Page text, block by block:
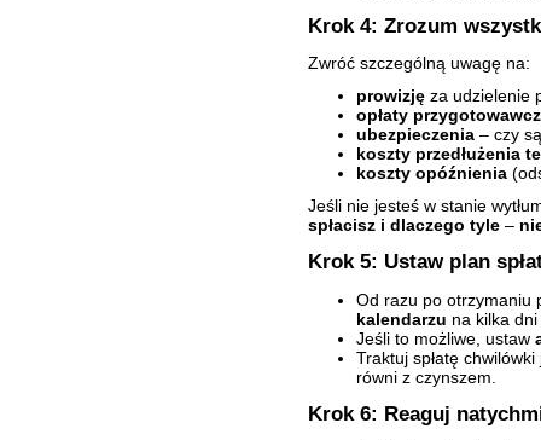
Krok 4: Zrozum
Zwróć szczególną uwagę na:
prowizję za udzielenie
opłaty
ubezpieczenia – czy
koszty przedłużenia
koszty opóźnienia
Jeśli nie jesteś w stanie
spłacisz i dlaczego tyle –
Krok 5: Ustaw plan
Od razu po otrzymaniu
kalendarzu na kilka
Jeśli to możliwe, ustaw
Traktuj spłatę
równi z czynszem.
Krok 6: Reaguj